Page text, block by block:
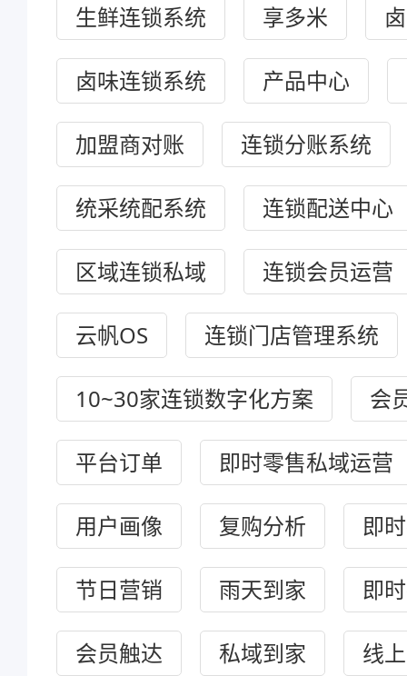
生鲜连锁系统 享多米
卤味连锁系统 产品中心
加盟商对账 连锁分账系统
统采统配系统 连锁配送中心
区域连锁私域 连锁会员运营
云帆OS 连锁门店管理系统
10~30家连锁数字化方案 会
平台订单 即时零售私域运营
用户画像 复购分析 即
节日营销 雨天到家 即
会员触达 私域到家 线